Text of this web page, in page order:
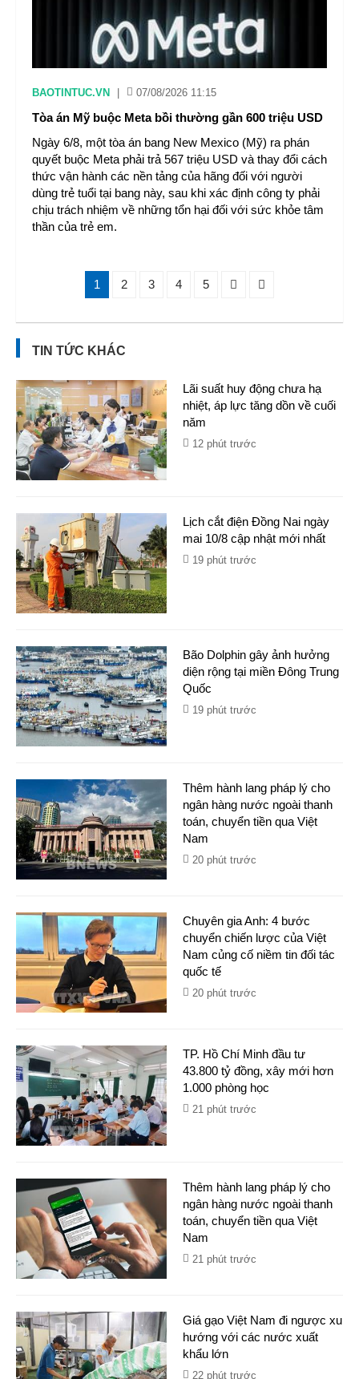
BAOTINTUC.VN 07/08/2026 11:15
Tòa án Mỹ buộc Meta bồi thường gần 600 triệu USD
Ngày 6/8, một tòa án bang New Mexico (Mỹ) ra phán
quyết buộc Meta phải trả 567 triệu USD và thay đổi cách
thức vận hành các nền tảng của hãng đối với người
dùng trẻ tuổi tại bang này, sau khi xác định công ty phải
chịu trách nhiệm về những tổn hại đối với sức khỏe tâm
thần của trẻ em.
1 2 3 4 5
TIN TỨC KHÁC
Lãi suất huy động chưa hạ
nhiệt, áp lực tăng dồn về cuối
năm
12 phút trước
Lịch cắt điện Đồng Nai ngày
mai 10/8 cập nhật mới nhất
19 phút trước
Bão Dolphin gây ảnh hưởng
diện rộng tại miền Đông Trung
Quốc
19 phút trước
Thêm hành lang pháp lý cho
ngân hàng nước ngoài thanh
toán, chuyển tiền qua Việt
Nam
20 phút trước
Chuyên gia Anh: 4 bước
chuyển chiến lược của Việt
Nam củng cố niềm tin đối tác
quốc tế
20 phút trước
TP. Hồ Chí Minh đầu tư
43.800 tỷ đồng, xây mới hơn
1.000 phòng học
21 phút trước
Thêm hành lang pháp lý cho
ngân hàng nước ngoài thanh
toán, chuyển tiền qua Việt
Nam
21 phút trước
Giá gạo Việt Nam đi ngược xu
hướng với các nước xuất
khẩu lớn
22 phút trước